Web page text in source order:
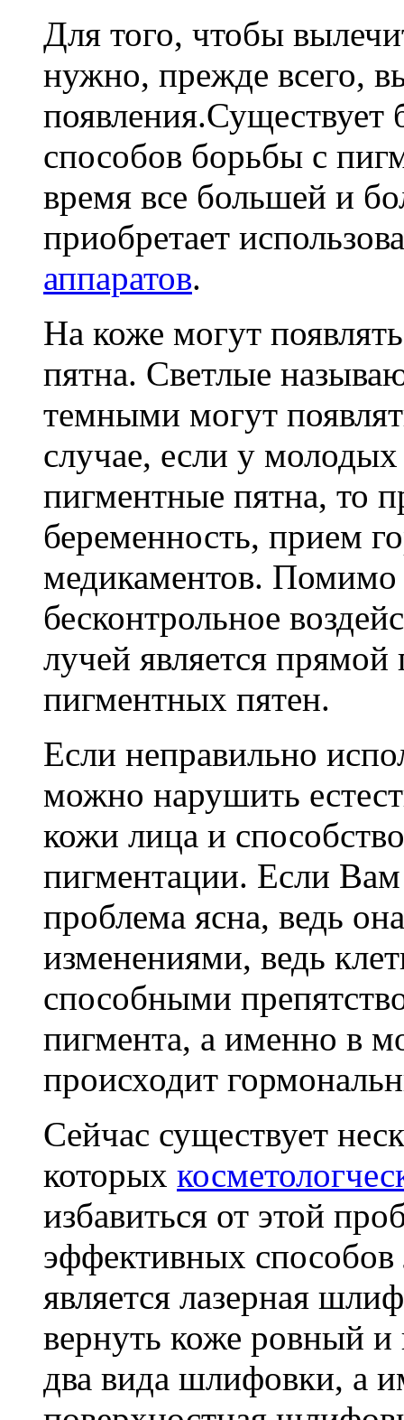
Для того, чтобы
нужно, прежде всего,
появления.Существует
способов борьбы с
время все большей и
приобретает
аппаратов.
На коже могут
пятна. Светлые
темными могут
случае, если у
пигментные пятна, то
беременность, прием
медикаментов. Помимо
бесконтрольное
лучей является
пигментных пятен.
Если неправильно
можно нарушить
кожи лица и
пигментации. Если Вам
проблема ясна, ведь
изменениями, ведь
способными
пигмента, а именно в
происходит
Сейчас существует
которых
избавиться от этой
эффективных
является лазерная
вернуть коже ровный и
два вида шлифовки, а